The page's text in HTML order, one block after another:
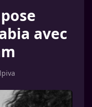
avec